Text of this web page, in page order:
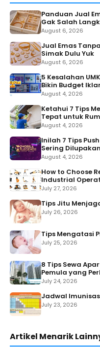
Panduan Jual
Gak Salah
August 6, 2026
Jual Emas
Simak Dulu Yuk
August 6, 2026
5 Kesalahan
Bikin Budget
August 4, 2026
Ketahui 7 Tips
Tepat untuk
August 4, 2026
Inilah 7 Tips
Sering
August 4, 2026
How to Choose
Industrial
July 27, 2026
Tips Jitu
July 26, 2026
Tips Mengatasi
July 25, 2026
8 Tips Sewa
Pemula yang
July 24, 2026
Jadwal
July 23, 2026
Artikel Menarik